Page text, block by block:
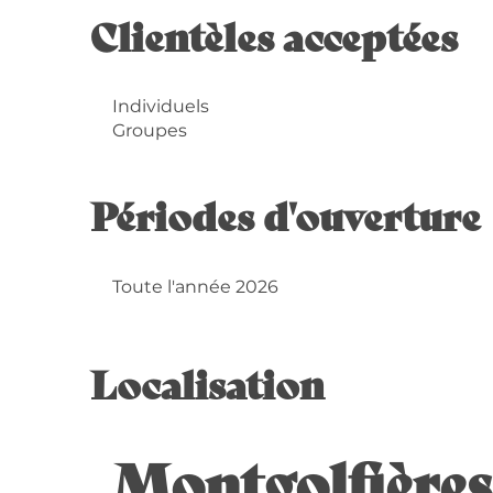
Clientèles acceptées
Individuels
Groupes
Périodes d'ouverture
Toute l'année 2026
Localisation